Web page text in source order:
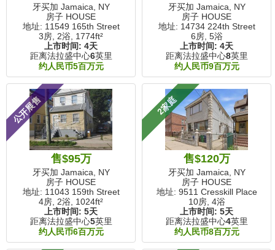
牙买加 Jamaica, NY
房子 HOUSE
地址: 11549 165th Street
3房, 2浴, 1774ft²
上市时间: 4天
距离法拉盛中心6英里
约人民币5百万元
牙买加 Jamaica, NY
房子 HOUSE
地址: 14734 224th Street
6房, 5浴
上市时间: 4天
距离法拉盛中心8英里
约人民币9百万元
公开展售
售$95万
牙买加 Jamaica, NY
房子 HOUSE
地址: 11043 159th Street
4房, 2浴, 1024ft²
上市时间: 5天
距离法拉盛中心5英里
约人民币6百万元
2家庭
售$120万
牙买加 Jamaica, NY
房子 HOUSE
地址: 9511 Cresskill Place
10房, 4浴
上市时间: 5天
距离法拉盛中心4英里
约人民币8百万元